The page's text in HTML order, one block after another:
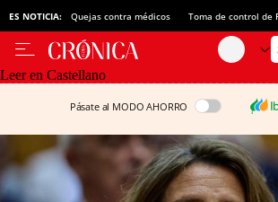
ES NOTICIA: Quejas contra médicos Toma de control de
Leer en Castellano
Pásate al MODO AHORRO